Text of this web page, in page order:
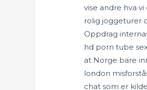
vise andre hva
rolig joggeturer
Oppdrag
hd porn tube
at Norge bare
london
chat som er